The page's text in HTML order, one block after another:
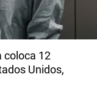
coloca 12
Unidos,